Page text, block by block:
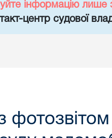
інформацію лише
центр судової